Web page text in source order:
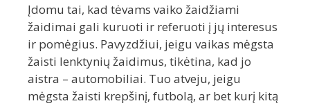
Įdomu tai, kad tėvams vaiko žaidžiami
žaidimai gali kuruoti ir referuoti į jų interesus
ir pomėgius. Pavyzdžiui, jeigu vaikas mėgsta
žaisti lenktynių žaidimus, tikėtina, kad jo
aistra – automobiliai. Tuo atveju, jeigu
mėgsta žaisti krepšinį, futbolą, ar bet kurį kitą